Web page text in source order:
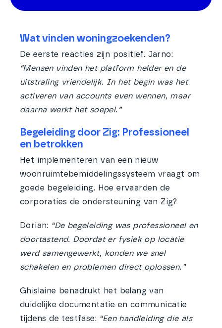
Wat vinden woningzoekenden?
De eerste reacties zijn positief. Jarno:
“Mensen vinden het platform helder en de
uitstraling vriendelijk. In het begin was het
activeren van accounts even wennen, maar
daarna werkt het soepel.”
Begeleiding door Zig: Professioneel
en betrokken
Het implementeren van een nieuw
woonruimtebemiddelingssysteem vraagt om
goede begeleiding. Hoe ervaarden de
corporaties de ondersteuning van Zig?
Dorian: “De begeleiding was professioneel en
doortastend. Doordat er fysiek op locatie
werd samengewerkt, konden we snel
schakelen en problemen direct oplossen.”
Ghislaine benadrukt het belang van
duidelijke documentatie en communicatie
tijdens de testfase: “Een handleiding die als